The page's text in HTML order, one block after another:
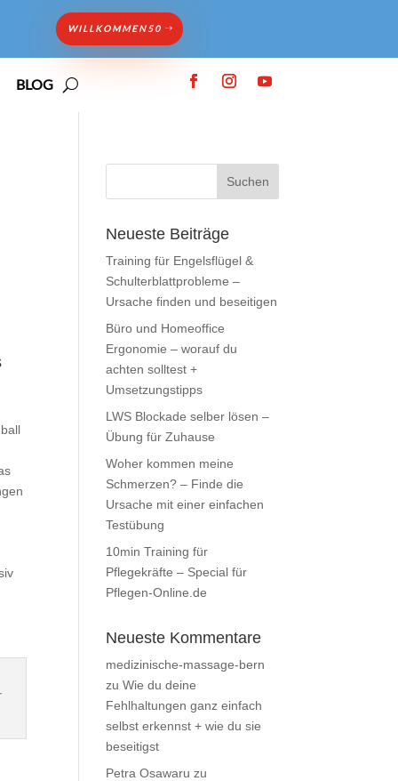
WILLKOMMEN50
BLOG
Neueste Beiträge
Training für Engelsflügel &
Schulterblattprobleme –
Ursache finden und beseitigen
Büro und Homeoffice
Ergonomie – worauf du
achten solltest +
Umsetzungstipps
LWS Blockade selber lösen –
Übung für Zuhause
Woher kommen meine
Schmerzen? – Finde die
Ursache mit einer einfachen
Testübung
10min Training für
Pflegekräfte – Special für
Pflegen-Online.de
Neueste Kommentare
medizinische-massage-bern
zuWie du deine
Fehlhaltungen ganz einfach
selbst erkennst + wie du sie
beseitigst
Petra Osawaru zu